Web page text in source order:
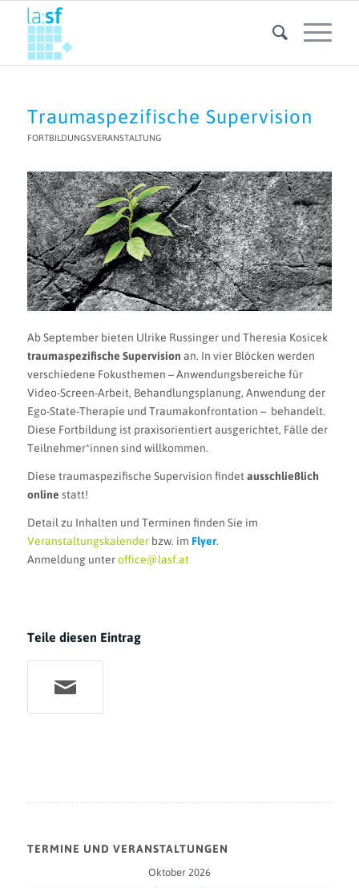
Traumaspezifische Supervision
FORTBILDUNGSVERANSTALTUNG
Ab September bieten Ulrike Russinger und Theresia Kosicek
traumaspezifische Supervision an. In vier Blöcken werden
verschiedene Fokusthemen – Anwendungsbereiche für
Video-Screen-Arbeit, Behandlungsplanung, Anwendung der
Ego-State-Therapie und Traumakonfrontation – behandelt.
Diese Fortbildung ist praxisorientiert ausgerichtet, Fälle der
Teilnehmer*innen sind willkommen.
Diese traumaspezifische Supervision findet ausschließlich
online statt!
Detail zu Inhalten und Terminen finden Sie im
Veranstaltungskalenderbzw. im Flyer.
Anmeldung unteroffice@lasf.at
Teile diesen Eintrag
TERMINE UND VERANSTALTUNGEN
Oktober 2026